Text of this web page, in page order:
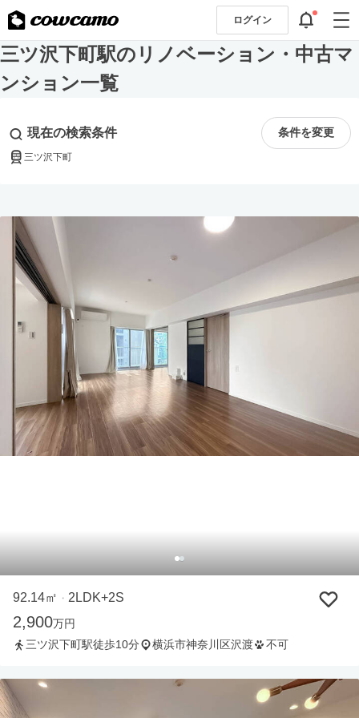
ログイン
三ツ沢下町駅のリノベーション・中古マ
ンション一覧
現在の検索条件 条件を変更
三ツ沢下町
92.14㎡ ・ 2LDK+2S
2,900万円
三ツ沢下町駅徒歩10分
横浜市神奈川区沢渡 不可